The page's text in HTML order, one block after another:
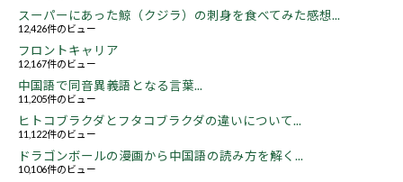
スーパーにあった鯨（クジラ）の刺身を食べてみた感想...
12,426件のビュー
フロントキャリア
12,167件のビュー
中国語で同音異義語となる言葉...
11,205件のビュー
ヒトコブラクダとフタコブラクダの違いについて...
11,122件のビュー
ドラゴンボールの漫画から中国語の読み方を解く...
10,106件のビュー